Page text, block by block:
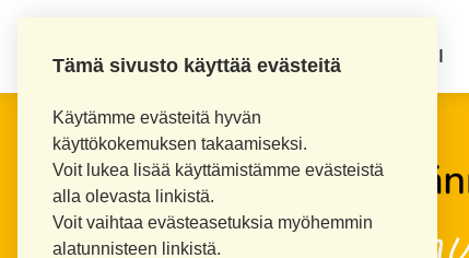
Tämä sivusto käyttää evästeitä
Käytämme evästeitä hyvän
käyttökokemuksen takaamiseksi.
Voit lukea lisää käyttämistämme evästeistä
alla olevasta linkistä.
Voit vaihtaa evästeasetuksia myöhemmin
alatunnisteen linkistä.
INKEROISTEN APTEEKKI